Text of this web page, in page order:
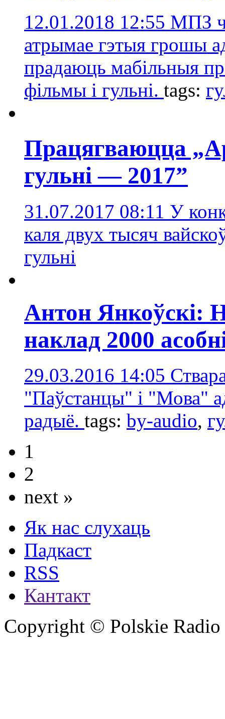
12.01.2018 12:55 МПЗ
атрымае гэтыя грошы
прадаюць мабільныя
фільмы і гульні. tags:
Працягваюцца
гульні — 2017”
31.07.2017 08:11 У
каля двух тысяч
гульні
Антон Янкоўскі:
наклад 2000
29.03.2016 14:05
"Паўстанцы" і "Мова"
радыё. tags: by-audio,
1
2
next »
Як нас слухаць
Падкаст
RSS
Кантакт
Copyright © Polskie